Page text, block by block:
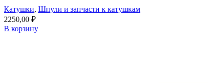
Катушки, Шпули и запчасти к катушкам
2250,00 ₽
В корзину